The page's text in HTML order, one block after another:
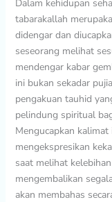
Dalam kehidupan
tabarakallah
didengar dan
seseorang melihat
mendengar kabar
ini bukan sekadar
pengakuan tauhid
pelindung spiritual
Mengucapkan
mengekspresikan
saat melihat
mengembalikan
akan membahas